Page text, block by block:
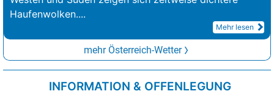
Haufenwolken....
Mehr lesen
mehr Österreich-Wetter
INFORMATION & OFFENLEGUNG